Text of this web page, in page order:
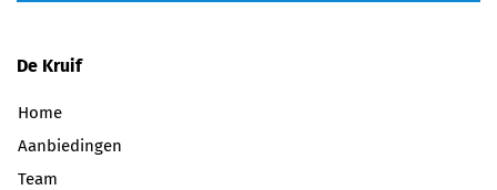
De Kruif
Home
Aanbiedingen
Team